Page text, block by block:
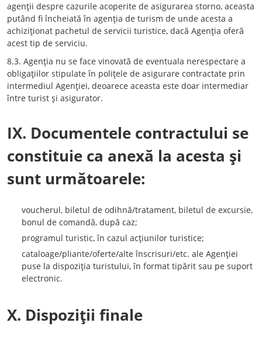
agenţii despre cazurile acoperite de asigurarea storno, aceasta
putând fi încheiată în agenţia de turism de unde acesta a
achiziţionat pachetul de servicii turistice, dacă Agenţia oferă
acest tip de serviciu.
8.3. Agenţia nu se face vinovată de eventuala nerespectare a
obligaţiilor stipulate în poliţele de asigurare contractate prin
intermediul Agenţiei, deoarece aceasta este doar intermediar
între turist şi asigurator.
IX. Documentele contractului se
constituie ca anexă la acesta şi
sunt următoarele:
voucherul, biletul de odihnă/tratament, biletul de excursie,
bonul de comandă, după caz;
programul turistic, în cazul acţiunilor turistice;
cataloage/pliante/oferte/alte înscrisuri/etc. ale Agenţiei
puse la dispoziţia turistului, în format tipărit sau pe suport
electronic.
X. Dispoziţii finale